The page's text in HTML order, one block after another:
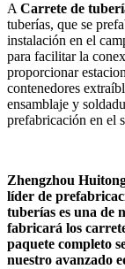
A Carrete de
tuberías, que se
instalación en el
para facilitar la
proporcionar
contenedores
ensamblaje y
prefabricación en el
Zhengzhou
líder de
tuberías es una de
fabricará los
paquete completo
nuestro avanzado